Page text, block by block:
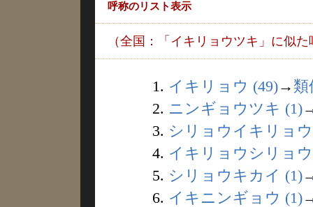
呼称のリスト表示
（全国：「イキリョウツキ」に似た
1. イキリョウ (49)→ 類
2. ニンギョウツキ (1)
3. シリョウイキリョ
4. イキリョウシリョ
5. シリョウキカイ (1)
6. イキニンギョウ (1)